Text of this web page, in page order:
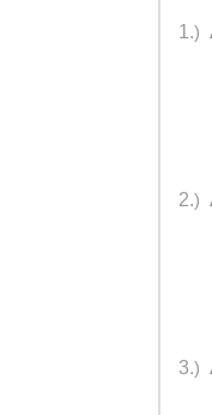
1.)
2.)
3.)